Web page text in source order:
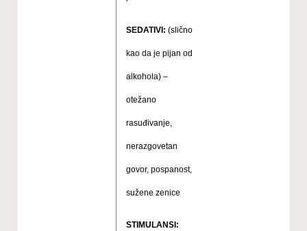
SEDATIVI: (slično
kao da je pijan od
alkohola) –
otežano
rasuđivanje,
nerazgovetan
govor, pospanost,
sužene zenice
STIMULANSI: